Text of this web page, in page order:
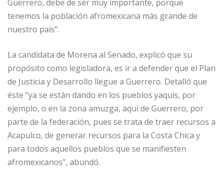
Guerrero, debe de ser muy importante, porque
tenemos la población afromexicana más grande de
nuestro país”.
La candidata de Morena al Senado, explicó que su
propósito como legisladora, es ir a defender que el Plan
de Justicia y Desarrollo llegue a Guerrero. Detalló que
éste “ya se están dando en los pueblos yaquis, por
ejemplo, o en la zona amuzga, aquí de Guerrero, por
parte de la federación, pues se trata de traer recursos a
Acapulco, de generar recursos para la Costa Chica y
para todos aquellos pueblos que se manifiesten
afromexicanos”, abundó.